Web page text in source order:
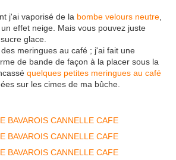
j'ai vaporisé de la bombe velours neutre
effet neige. Mais vous pouvez juste
glace.
meringues au café ; j'ai fait une
de bande de façon à la placer sous la
quelques petites meringues au café
sur les cimes de ma bûche.